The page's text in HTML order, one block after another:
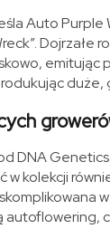
Auto Purple
Dojrzałe
emitując
duże,
DNA
w kolekcji
autoflowering,